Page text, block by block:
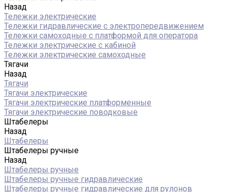
Назад
Тележки электрические
Тележки гидравлические с электропередвижением
Тележки самоходные с платформой для оператора
Тележки электрические с кабиной
Тележки электрические самоходные
Тягачи
Назад
Тягачи
Тягачи электрические
Тягачи электрические платформенные
Тягачи электрические поводковые
Штабелеры
Назад
Штабелеры
Штабелеры ручные
Назад
Штабелеры ручные
Штабелеры ручные гидравлические
Штабелеры ручные гидравлические для рулонов